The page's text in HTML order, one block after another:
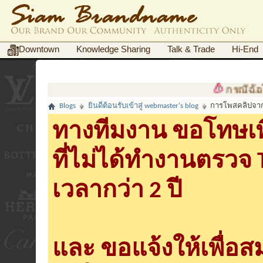
Downtown Knowledge Sharing Talk & Trade Hi-End
กรณีฉ้อโกงต้
Blogs ยินดีต้อนรับเข้าสู่ webmaster's blog การโพสคลิปจาก
ทางทีมงาน ขอโทษ
ที่ไม่ได้ทำงานตรวจ
เวลากว่า 2 ปี
และ ขอแจ้งให้เพื่อ